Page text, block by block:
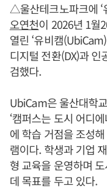
△울산테크노파크에 ‘
오연천이 2026년 1월
열린 ‘유비캠
디지털 전환(DX)과 인
검했다.
UbiCam은 울산대학
‘캠퍼스는 도시 어디
에 학습 거점을 조성
램이다. 학생과 기업
형 교육을 운영하며
데 목표를 두고 있다.